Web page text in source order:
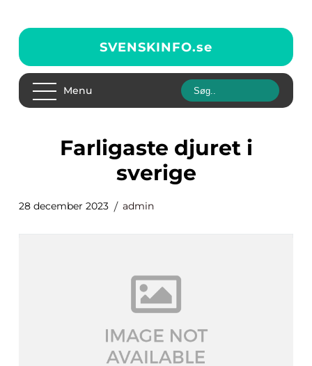
SVENSKINFO.se
Menu
farligaste djuret i
sverige
28 december 2023 admin